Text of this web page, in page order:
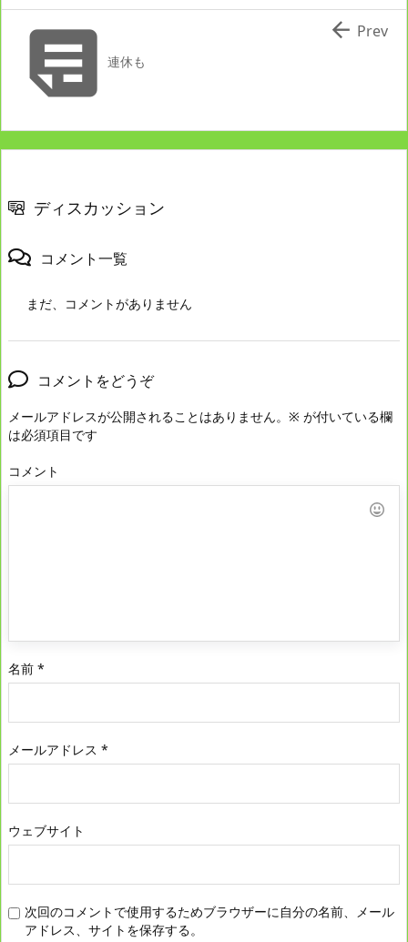
連休も
 Prev
ディスカッション
コメント一覧
まだ、コメントがありません
コメントをどうぞ
メールアドレスが公開されることはありません。 ※ が付いている欄
は必須項目です
コメント
名前 *
メールアドレス *
ウェブサイト
次回のコメントで使用するためブラウザーに自分の名前、メール
アドレス、サイトを保存する。